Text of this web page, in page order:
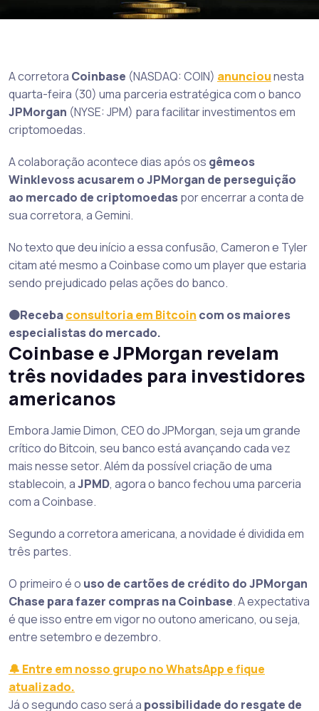
A corretora Coinbase (NASDAQ: COIN) anunciounesta
quarta-feira (30) uma parceria estratégica com o banco
JPMorgan (NYSE: JPM) para facilitar investimentos em
criptomoedas.
A colaboração acontece dias após os gêmeos
Winklevoss acusarem o JPMorgan de perseguição
ao mercado de criptomoedaspor encerrar a conta de
sua corretora, a Gemini.
No texto que deu início a essa confusão, Cameron e Tyler
citam até mesmo a Coinbase como um player que estaria
sendo prejudicado pelas ações do banco.
🟠Recebaconsultoria em Bitcoin com os maiores
especialistas do mercado.
Coinbase e JPMorgan revelam
três novidades para investidores
americanos
Embora Jamie Dimon, CEO do JPMorgan, seja um grande
crítico do Bitcoin, seu banco está avançando cada vez
mais nesse setor. Além da possível criação de uma
stablecoin, aJPMD, agora o banco fechou uma parceria
com a Coinbase.
Segundo a corretora americana, a novidade é dividida em
três partes.
O primeiro é o uso de cartões de crédito do JPMorgan
Chase para fazer compras na Coinbase. A expectativa
é que isso entre em vigor no outono americano, ou seja,
entre setembro e dezembro.
🔔 Entre em nosso grupo no WhatsApp e fique
atualizado.
Já o segundo caso será a possibilidade do resgate de